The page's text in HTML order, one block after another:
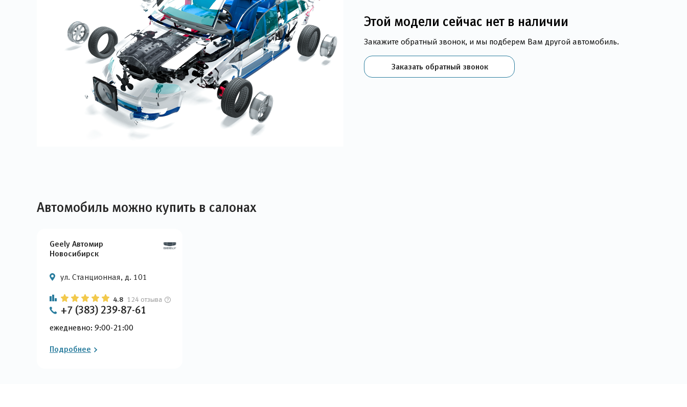
Этой модели сейчас нет в наличии
Закажите обратный звонок, и мы подберем Вам другой автомобиль.
Заказать обратный звонок
Автомобиль можно купить в салонах
Geely Автомир
Новосибирск
ул. Станционная, д. 101
4.8 124 отзыва
+7 (383) 239-87-61
ежедневно: 9:00-21:00
Подробнее